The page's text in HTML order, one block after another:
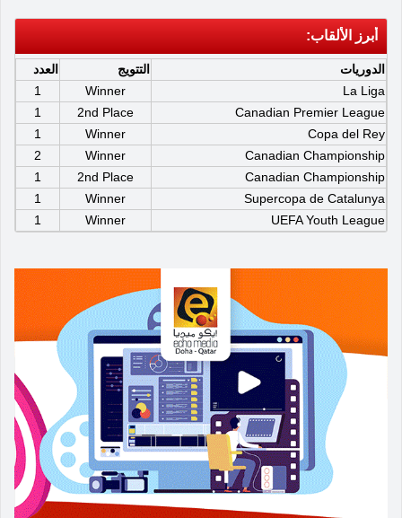
أبرز الألقاب:
الدوريات التتويج
العدد
La Liga
Winner
1
Canadian Premier League
2nd Place
1
Copa del Rey
Winner
1
Canadian Championship
Winner
2
Canadian Championship
2nd Place
1
Supercopa de Catalunya
Winner
1
UEFA Youth League
Winner
1